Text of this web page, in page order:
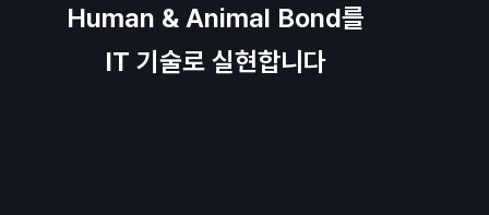
Human & Animal Bond를
IT 기술로 실현합니다